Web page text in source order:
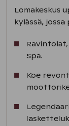
Lomakeskus
kylässä,
Spa.
Koe